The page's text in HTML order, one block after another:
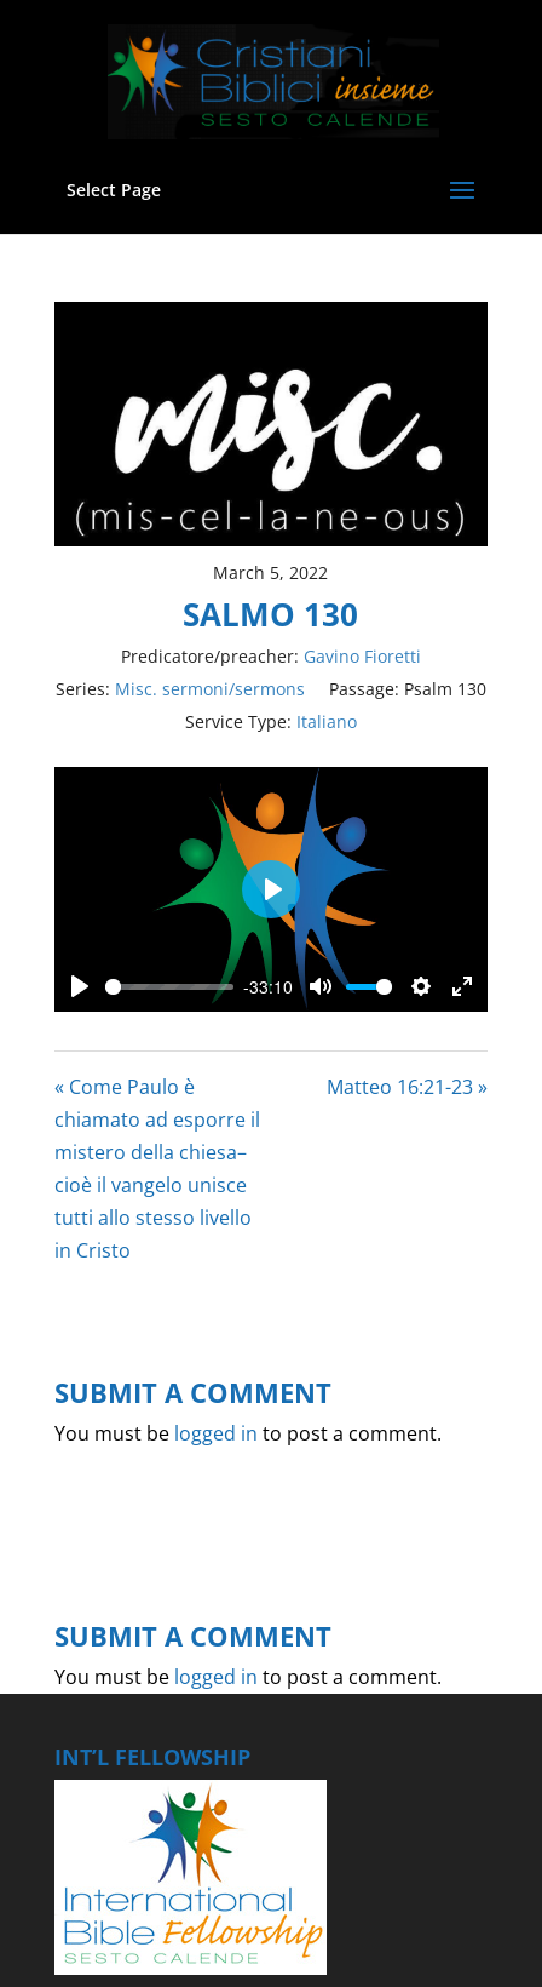
Select Page
March 5, 2022
SALMO 130
Predicatore/preacher: Gavino Fioretti
Series: Misc. sermoni/sermons Passage: Psalm 130
Service Type: Italiano
Play
-33:10
Mute Settings
Enter
Play
« Come Paulo è
chiamato ad esporre il
mistero della chiesa–
cioè il vangelo unisce
tutti allo stesso livello
in Cristo
Matteo 16:21-23 »
SUBMIT A COMMENT
You must be logged in to post a comment.
SUBMIT A COMMENT
You must be logged in to post a comment.
INT’L FELLOWSHIP